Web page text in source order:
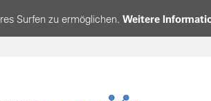
Surfen zu ermöglichen. Weitere